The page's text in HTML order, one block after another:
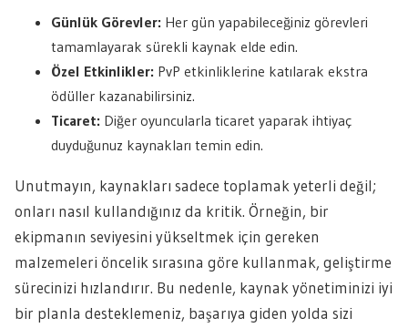
Günlük Görevler: Her gün yapabileceğiniz görevleri
tamamlayarak sürekli kaynak elde edin.
Özel Etkinlikler: PvP etkinliklerine katılarak ekstra
ödüller kazanabilirsiniz.
Ticaret: Diğer oyuncularla ticaret yaparak ihtiyaç
duyduğunuz kaynakları temin edin.
Unutmayın, kaynakları sadece toplamak yeterli değil;
onları nasıl kullandığınız da kritik. Örneğin, bir
ekipmanın seviyesini yükseltmek için gereken
malzemeleri öncelik sırasına göre kullanmak, geliştirme
sürecinizi hızlandırır. Bu nedenle, kaynak yönetiminizi iyi
bir planla desteklemeniz, başarıya giden yolda sizi